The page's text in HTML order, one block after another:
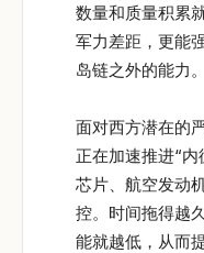
数量和质量积累
军力差距，更能
岛链之外的能力。
面对西方潜在的
正在加速推进“
芯片、航空发动
控。时间拖得越
能就越低，从而